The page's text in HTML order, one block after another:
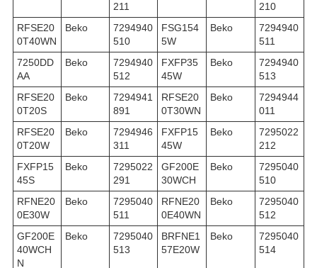
211
210
RFSE20
0T40WN
Beko
7294940
510
FSG154
5W
Beko
7294940
511
7250DD
AA
Beko
7294940
512
FXFP35
45W
Beko
7294940
513
RFSE20
0T20S
Beko
7294941
891
RFSE20
0T30WN
Beko
7294944
011
RFSE20
0T20W
Beko
7294946
311
FXFP15
45W
Beko
7295022
212
FXFP15
45S
Beko
7295022
291
GF200E
30WCH
Beko
7295040
510
RFNE20
0E30W
Beko
7295040
511
RFNE20
0E40WN
Beko
7295040
512
GF200E
40WCH
N
Beko
7295040
513
BRFNE1
57E20W
Beko
7295040
514